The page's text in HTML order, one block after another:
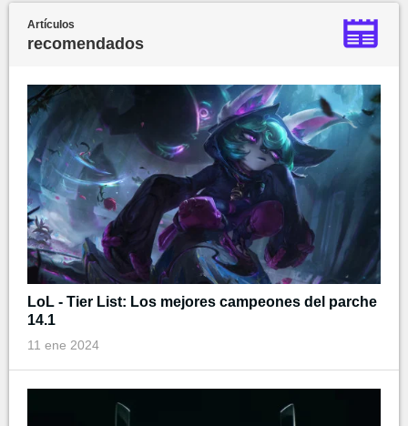
Artículos
recomendados
LoL - Tier List: Los mejores campeones del parche
14.1
11 ene 2024